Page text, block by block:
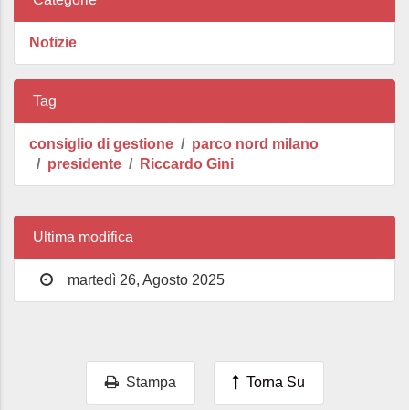
Notizie
Tag
consiglio di gestione
parco nord milano
presidente
Riccardo Gini
Ultima modifica
martedì 26, Agosto 2025
Stampa Torna Su